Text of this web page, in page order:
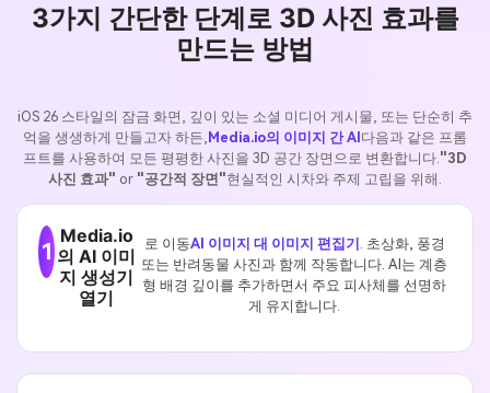
3가지 간단한 단계로 3D 사진 효과를
만드는 방법
iOS 26 스타일의 잠금 화면, 깊이 있는 소셜 미디어 게시물, 또는 단순히 추
억을 생생하게 만들고자 하든, Media.io의 이미지 간 AI 다음과 같은 프롬
프트를 사용하여 모든 평평한 사진을 3D 공간 장면으로 변환합니다."3D
사진 효과" or "공간적 장면"현실적인 시차와 주제 고립을 위해.
1
Media.io
의 AI 이미
지 생성기
열기
로 이동AI 이미지 대 이미지 편집기 . 초상화, 풍경
또는 반려동물 사진과 함께 작동합니다. AI는 계층
형 배경 깊이를 추가하면서 주요 피사체를 선명하
게 유지합니다.